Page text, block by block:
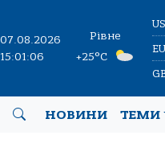
07.08.2026
15:01:07
Рівне
+25°C
НОВИНИ ТЕМИ